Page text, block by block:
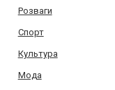
Розваги
Спорт
Культура
Мода